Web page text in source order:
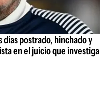
días postrado, hinchado y
en el juicio que investiga